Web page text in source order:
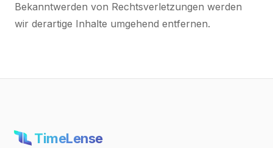
Bekanntwerden von Rechtsverletzungen werden
wir derartige Inhalte umgehend entfernen.
TimeLense